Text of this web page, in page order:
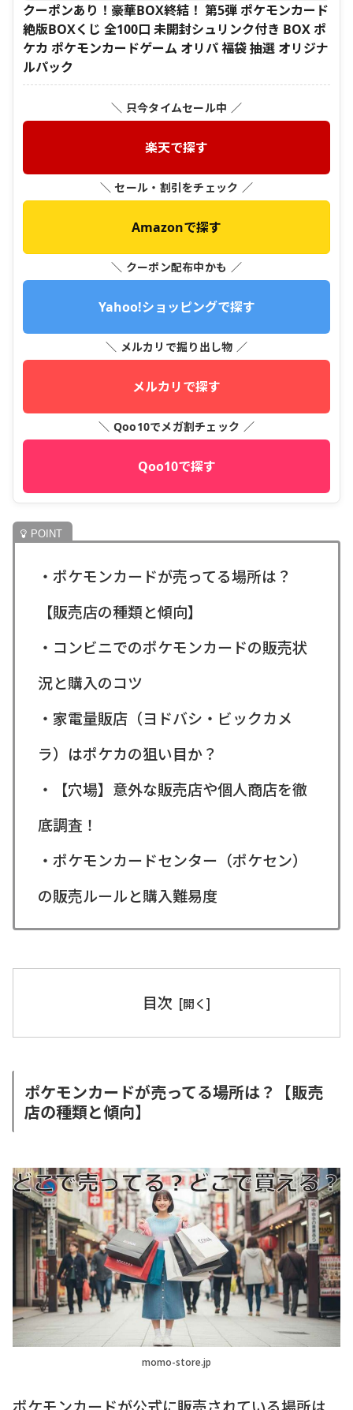
クーポンあり！豪華BOX終結！ 第5弾 ポケモンカード
絶版BOXくじ 全100口 未開封シュリンク付き BOX ポ
ケカ ポケモンカードゲーム オリパ 福袋 抽選 オリジナ
ルパック
＼ 只今タイムセール中 ／
楽天で探す
＼ セール・割引をチェック ／
Amazonで探す
＼ クーポン配布中かも ／
Yahoo!ショッピングで探す
＼ メルカリで掘り出し物 ／
メルカリで探す
＼ Qoo10でメガ割チェック ／
Qoo10で探す
・ポケモンカードが売ってる場所は？
【販売店の種類と傾向】
・コンビニでのポケモンカードの販売状
況と購入のコツ
・家電量販店（ヨドバシ・ビックカメ
ラ）はポケカの狙い目か？
・【穴場】意外な販売店や個人商店を徹
底調査！
・ポケモンカードセンター（ポケセン）
の販売ルールと購入難易度
目次
ポケモンカードが売ってる場所は？【販売
店の種類と傾向】
momo-store.jp